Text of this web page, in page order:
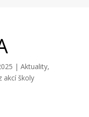
| Aktuality,
akcí školy